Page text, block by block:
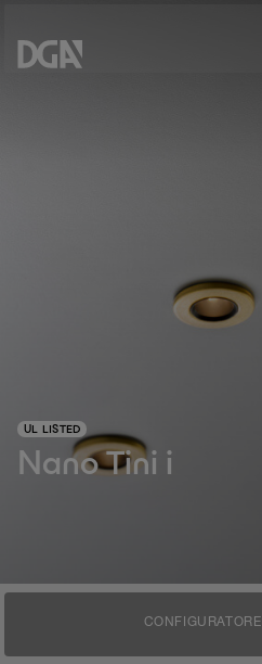
Nano Tini i
UL LISTED
CONFIGURATORE